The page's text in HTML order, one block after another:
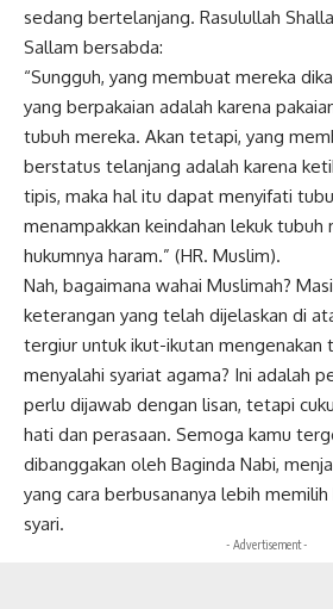
sedang bertelanjang. Rasulullah
Sallam bersabda:
“Sungguh, yang membuat mereka
yang berpakaian adalah karena
tubuh mereka. Akan tetapi, yang
berstatus telanjang adalah karena
tipis, maka hal itu dapat menyifati
menampakkan keindahan lekuk tubuh
hukumnya haram.” (HR. Muslim).
Nah, bagaimana wahai Muslimah?
keterangan yang telah dijelaskan di
tergiur untuk ikut-ikutan mengenakan
menyalahi syariat agama? Ini adalah
perlu dijawab dengan lisan, tetapi
hati dan perasaan. Semoga kamu
dibanggakan oleh Baginda Nabi,
yang cara berbusananya lebih
syari.
- Advertisement -